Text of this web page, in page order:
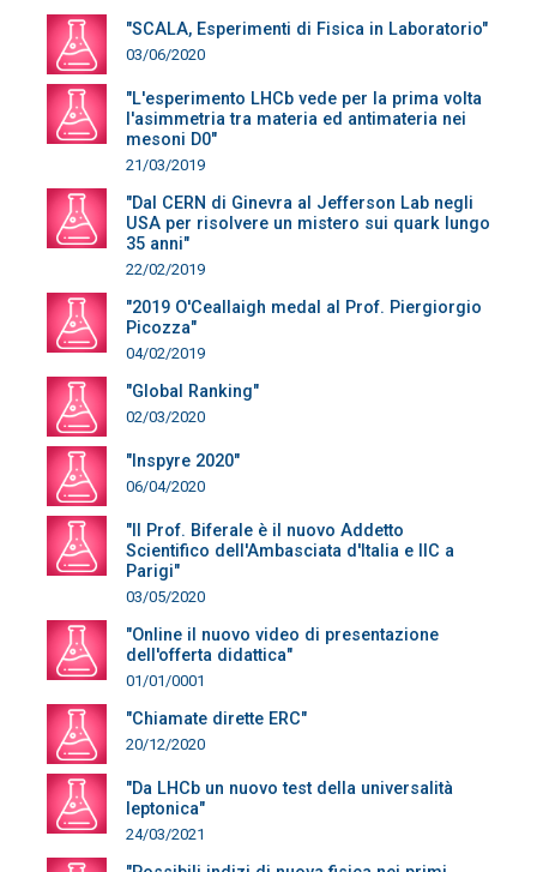
"SCALA, Esperimenti di Fisica in Laboratorio"
03/06/2020
"L'esperimento LHCb vede per la prima volta
l'asimmetria tra materia ed antimateria nei
mesoni D0"
21/03/2019
"Dal CERN di Ginevra al Jefferson Lab negli
USA per risolvere un mistero sui quark lungo
35 anni"
22/02/2019
"2019 O'Ceallaigh medal al Prof. Piergiorgio
Picozza"
04/02/2019
"Global Ranking"
02/03/2020
"Inspyre 2020"
06/04/2020
"Il Prof. Biferale è il nuovo Addetto
Scientifico dell'Ambasciata d'Italia e IIC a
Parigi"
03/05/2020
"Online il nuovo video di presentazione
dell'offerta didattica"
01/01/0001
"Chiamate dirette ERC"
20/12/2020
"Da LHCb un nuovo test della universalità
leptonica"
24/03/2021